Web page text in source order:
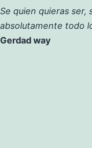
Se quien quieras ser,
absolutamente todo
Gerdad way